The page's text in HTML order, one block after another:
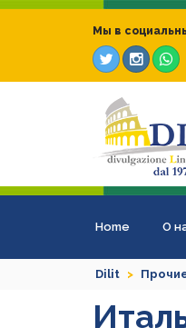
Мы в
Home О
Dilit